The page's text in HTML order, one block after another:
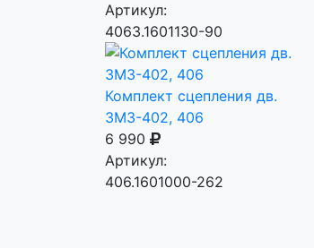
Артикул:
4063.1601130-90
Комплект сцепления дв.
ЗМЗ-402, 406
6 990
Артикул:
406.1601000-262